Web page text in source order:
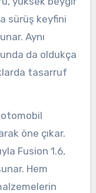
sürüş keyfini
Aynı
da oldukça
tasarruf
otomobil
öne çıkar.
Fusion 1.6,
Hem